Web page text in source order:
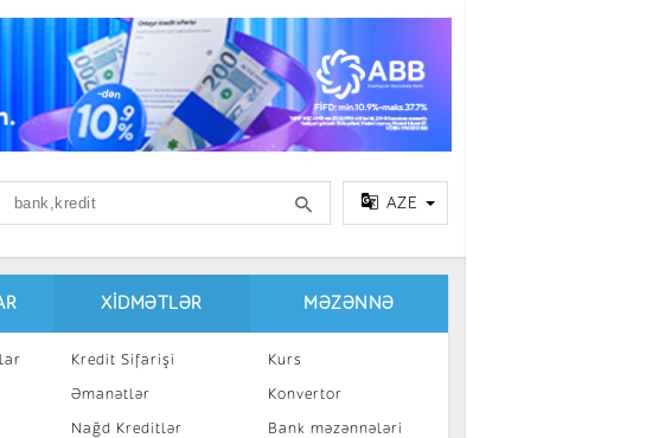
AZE
XIDMƏTLƏR
Kredit Sifarişi
Əmanətlər
Nağd Kreditlər
MƏZƏNNƏ
Kurs
Konvertor
Bank məzənnələri